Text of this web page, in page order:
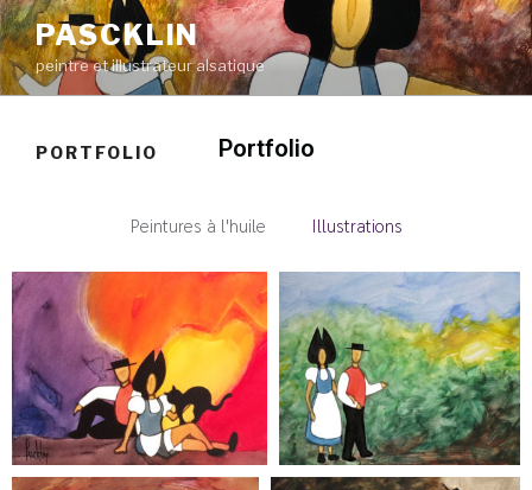
PASCKLIN
peintre et illustrateur alsatique
PORTFOLIO Portfolio
Peintures à l'huile Illustrations